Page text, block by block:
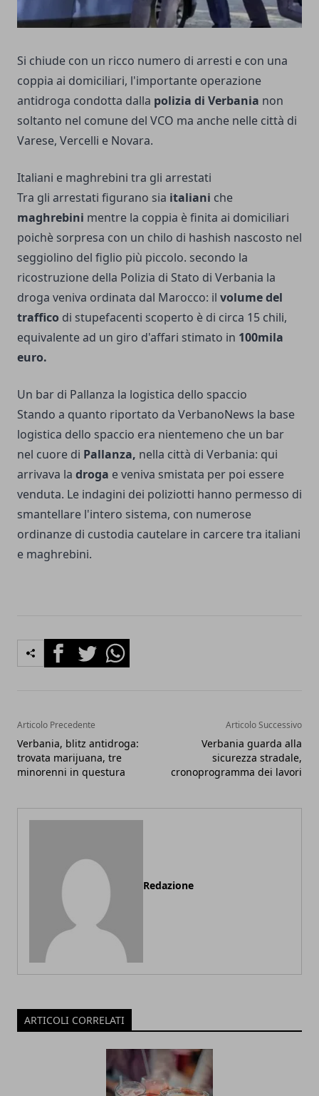
Si chiude con un ricco numero di arresti e con una
coppia ai domiciliari, l'importante operazione
antidroga condotta dalla polizia di Verbania non
soltanto nel comune del VCO ma anche nelle città di
Varese, Vercelli e Novara.
Italiani e maghrebini tra gli arrestati
Tra gli arrestati figurano sia italiani che
maghrebini mentre la coppia è finita ai domiciliari
poichè sorpresa con un chilo di hashish nascosto nel
seggiolino del figlio più piccolo. secondo la
ricostruzione della Polizia di Stato di Verbania la
droga veniva ordinata dal Marocco: il volume del
traffico di stupefacenti scoperto è di circa 15 chili,
equivalente ad un giro d'affari stimato in 100mila
euro.
Un bar di Pallanza la logistica dello spaccio
Stando a quanto riportato da VerbanoNews la base
logistica dello spaccio era nientemeno che un bar
nel cuore di Pallanza, nella città di Verbania: qui
arrivava la droga e veniva smistata per poi essere
venduta. Le indagini dei poliziotti hanno permesso di
smantellare l'intero sistema, con numerose
ordinanze di custodia cautelare in carcere tra italiani
e maghrebini.
FacebookTwitterWhatsapp
Articolo Precedente
Verbania, blitz antidroga:
trovata marijuana, tre
minorenni in questura
Articolo Successivo
Verbania guarda alla
sicurezza stradale,
cronoprogramma dei lavori
Redazione
ARTICOLI CORRELATI